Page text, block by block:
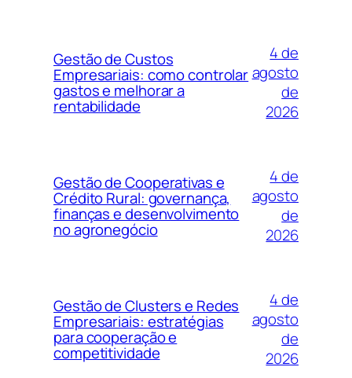
Gestão de Custos
Empresariais: como controlar
gastos e melhorar a
rentabilidade
4 de
agosto
de
2026
Gestão de Cooperativas e
Crédito Rural: governança,
finanças e desenvolvimento
no agronegócio
4 de
agosto
de
2026
Gestão de Clusters e Redes
Empresariais: estratégias
para cooperação e
competitividade
4 de
agosto
de
2026